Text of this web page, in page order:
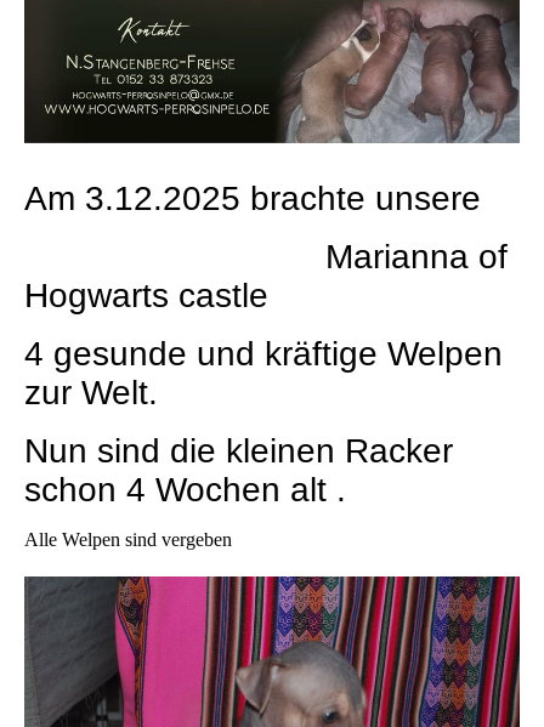
Am 3.12.2025 brachte unsere
Marianna of
Hogwarts castle
4 gesunde und kräftige Welpen
zur Welt.
Nun sind die kleinen Racker
schon 4 Wochen alt .
Alle Welpen sind vergeben